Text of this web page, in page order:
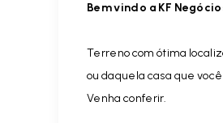
Bem vindo a KF
Terreno com ótima
ou daquela casa que
Venha conferir.